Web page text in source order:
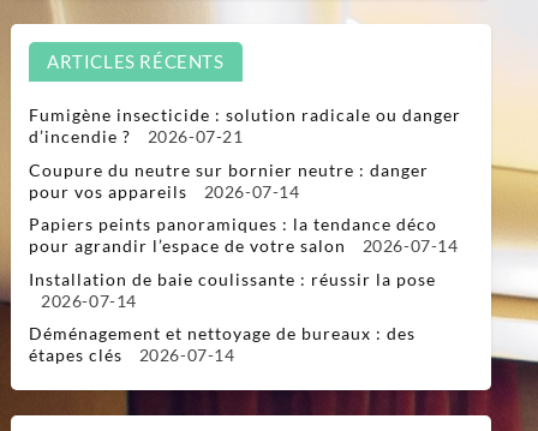
ARTICLES RÉCENTS
Fumigène insecticide : solution radicale ou danger
d’incendie ?
2026-07-21
Coupure du neutre sur bornier neutre : danger
pour vos appareils
2026-07-14
Papiers peints panoramiques : la tendance déco
pour agrandir l’espace de votre salon
2026-07-14
Installation de baie coulissante : réussir la pose
2026-07-14
Déménagement et nettoyage de bureaux : des
étapes clés
2026-07-14